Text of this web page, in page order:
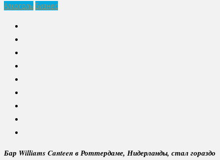
Алкоголь Бизнес
Бар Williams Canteen в Роттердаме, Нидерланды, стал гораздо